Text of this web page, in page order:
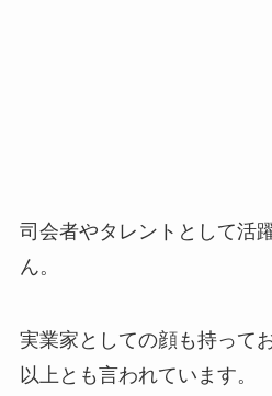
司会者やタレントとして活
ん。
実業家としての顔も持って
以上とも言われています。